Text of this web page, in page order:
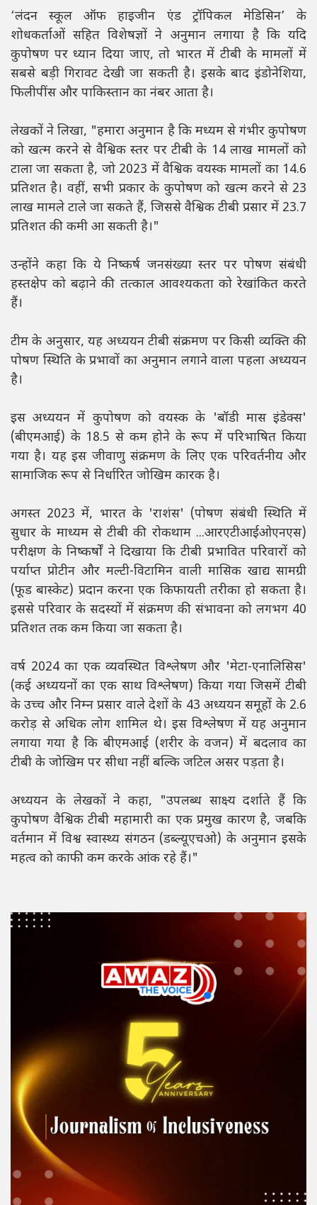
‘लंदन स्कूल ऑफ हाइजीन एंड ट्रॉपिकल मेडिसिन’ के
शोधकर्ताओं सहित विशेषज्ञों ने अनुमान लगाया है कि यदि
कुपोषण पर ध्यान दिया जाए, तो भारत में टीबी के मामलों में
सबसे बड़ी गिरावट देखी जा सकती है। इसके बाद इंडोनेशिया,
फिलीपींस और पाकिस्तान का नंबर आता है।
लेखकों ने लिखा, "हमारा अनुमान है कि मध्यम से गंभीर कुपोषण
को खत्म करने से वैश्विक स्तर पर टीबी के 14 लाख मामलों को
टाला जा सकता है, जो 2023 में वैश्विक वयस्क मामलों का 14.6
प्रतिशत है। वहीं, सभी प्रकार के कुपोषण को खत्म करने से 23
लाख मामले टाले जा सकते हैं, जिससे वैश्विक टीबी प्रसार में 23.7
प्रतिशत की कमी आ सकती है।"
उन्होंने कहा कि ये निष्कर्ष जनसंख्या स्तर पर पोषण संबंधी
हस्तक्षेप को बढ़ाने की तत्काल आवश्यकता को रेखांकित करते
हैं।
टीम के अनुसार, यह अध्ययन टीबी संक्रमण पर किसी व्यक्ति की
पोषण स्थिति के प्रभावों का अनुमान लगाने वाला पहला अध्ययन
है।
इस अध्ययन में कुपोषण को वयस्क के 'बॉडी मास इंडेक्स'
(बीएमआई) के 18.5 से कम होने के रूप में परिभाषित किया
गया है। यह इस जीवाणु संक्रमण के लिए एक परिवर्तनीय और
सामाजिक रूप से निर्धारित जोखिम कारक है।
अगस्त 2023 में, भारत के 'राशंस' (पोषण संबंधी स्थिति में
सुधार के माध्यम से टीबी की रोकथाम ...आरएटीआईओएनएस)
परीक्षण के निष्कर्षों ने दिखाया कि टीबी प्रभावित परिवारों को
पर्याप्त प्रोटीन और मल्टी-विटामिन वाली मासिक खाद्य सामग्री
(फूड बास्केट) प्रदान करना एक किफायती तरीका हो सकता है।
इससे परिवार के सदस्यों में संक्रमण की संभावना को लगभग 40
प्रतिशत तक कम किया जा सकता है।
वर्ष 2024 का एक व्यवस्थित विश्लेषण और 'मेटा-एनालिसिस'
(कई अध्ययनों का एक साथ विश्लेषण) किया गया जिसमें टीबी
के उच्च और निम्न प्रसार वाले देशों के 43 अध्ययन समूहों के 2.6
करोड़ से अधिक लोग शामिल थे। इस विश्लेषण में यह अनुमान
लगाया गया है कि बीएमआई (शरीर के वजन) में बदलाव का
टीबी के जोखिम पर सीधा नहीं बल्कि जटिल असर पड़ता है।
अध्ययन के लेखकों ने कहा, "उपलब्ध साक्ष्य दर्शाते हैं कि
कुपोषण वैश्विक टीबी महामारी का एक प्रमुख कारण है, जबकि
वर्तमान में विश्व स्वास्थ्य संगठन (डब्ल्यूएचओ) के अनुमान इसके
महत्व को काफी कम करके आंक रहे हैं।"